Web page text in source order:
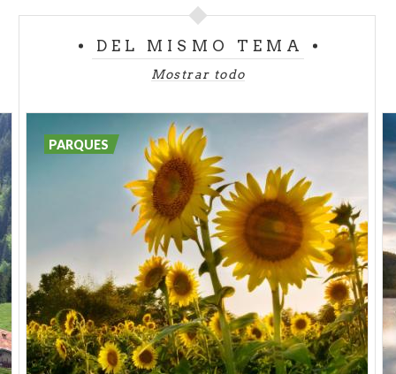
verdiamarilla, el lución, la culebra de Esculapio y
los arroyos y los pequeños charcos de agua, se
pueden encontrar varias especies de
El territorio presenta innumerables motivos
interés arqueológico,con las ruinas de la
Como protohistóricay la historia medieval
Castello Baradello hasta las recientes
trincheras del Sasso de Cavallasca. Hay también
numerosos lugares de culto:hallazgos atribuidos a
antiguos ritos pre-romanos y Romanos, Santuarios
(primero entre todos, las Basílicas de S. Carpoforo y
S. Abbondio), y por último, lugares de manifestación
DEL MISMO TEMA
Mostrar todo
PARQUES